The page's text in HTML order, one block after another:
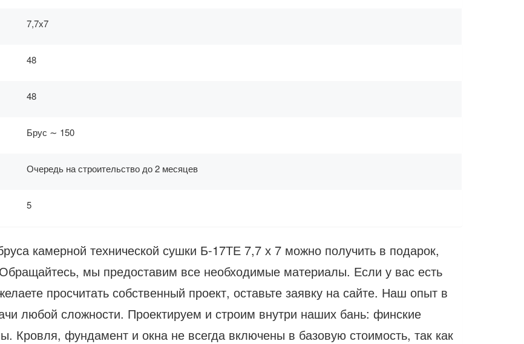
7,7х7
48
48
Брус ∼ 150
Очередь на строительство до 2 месяцев
5
камерной технической сушки Б-17ТЕ 7,7 х 7 можно получить в подарок,
мы предоставим все необходимые материалы. Если у вас есть
просчитать собственный проект, оставьте заявку на сайте. Наш опыт в
любой сложности. Проектируем и строим внутри наших бань: финские
Кровля, фундамент и окна не всегда включены в базовую стоимость, так как